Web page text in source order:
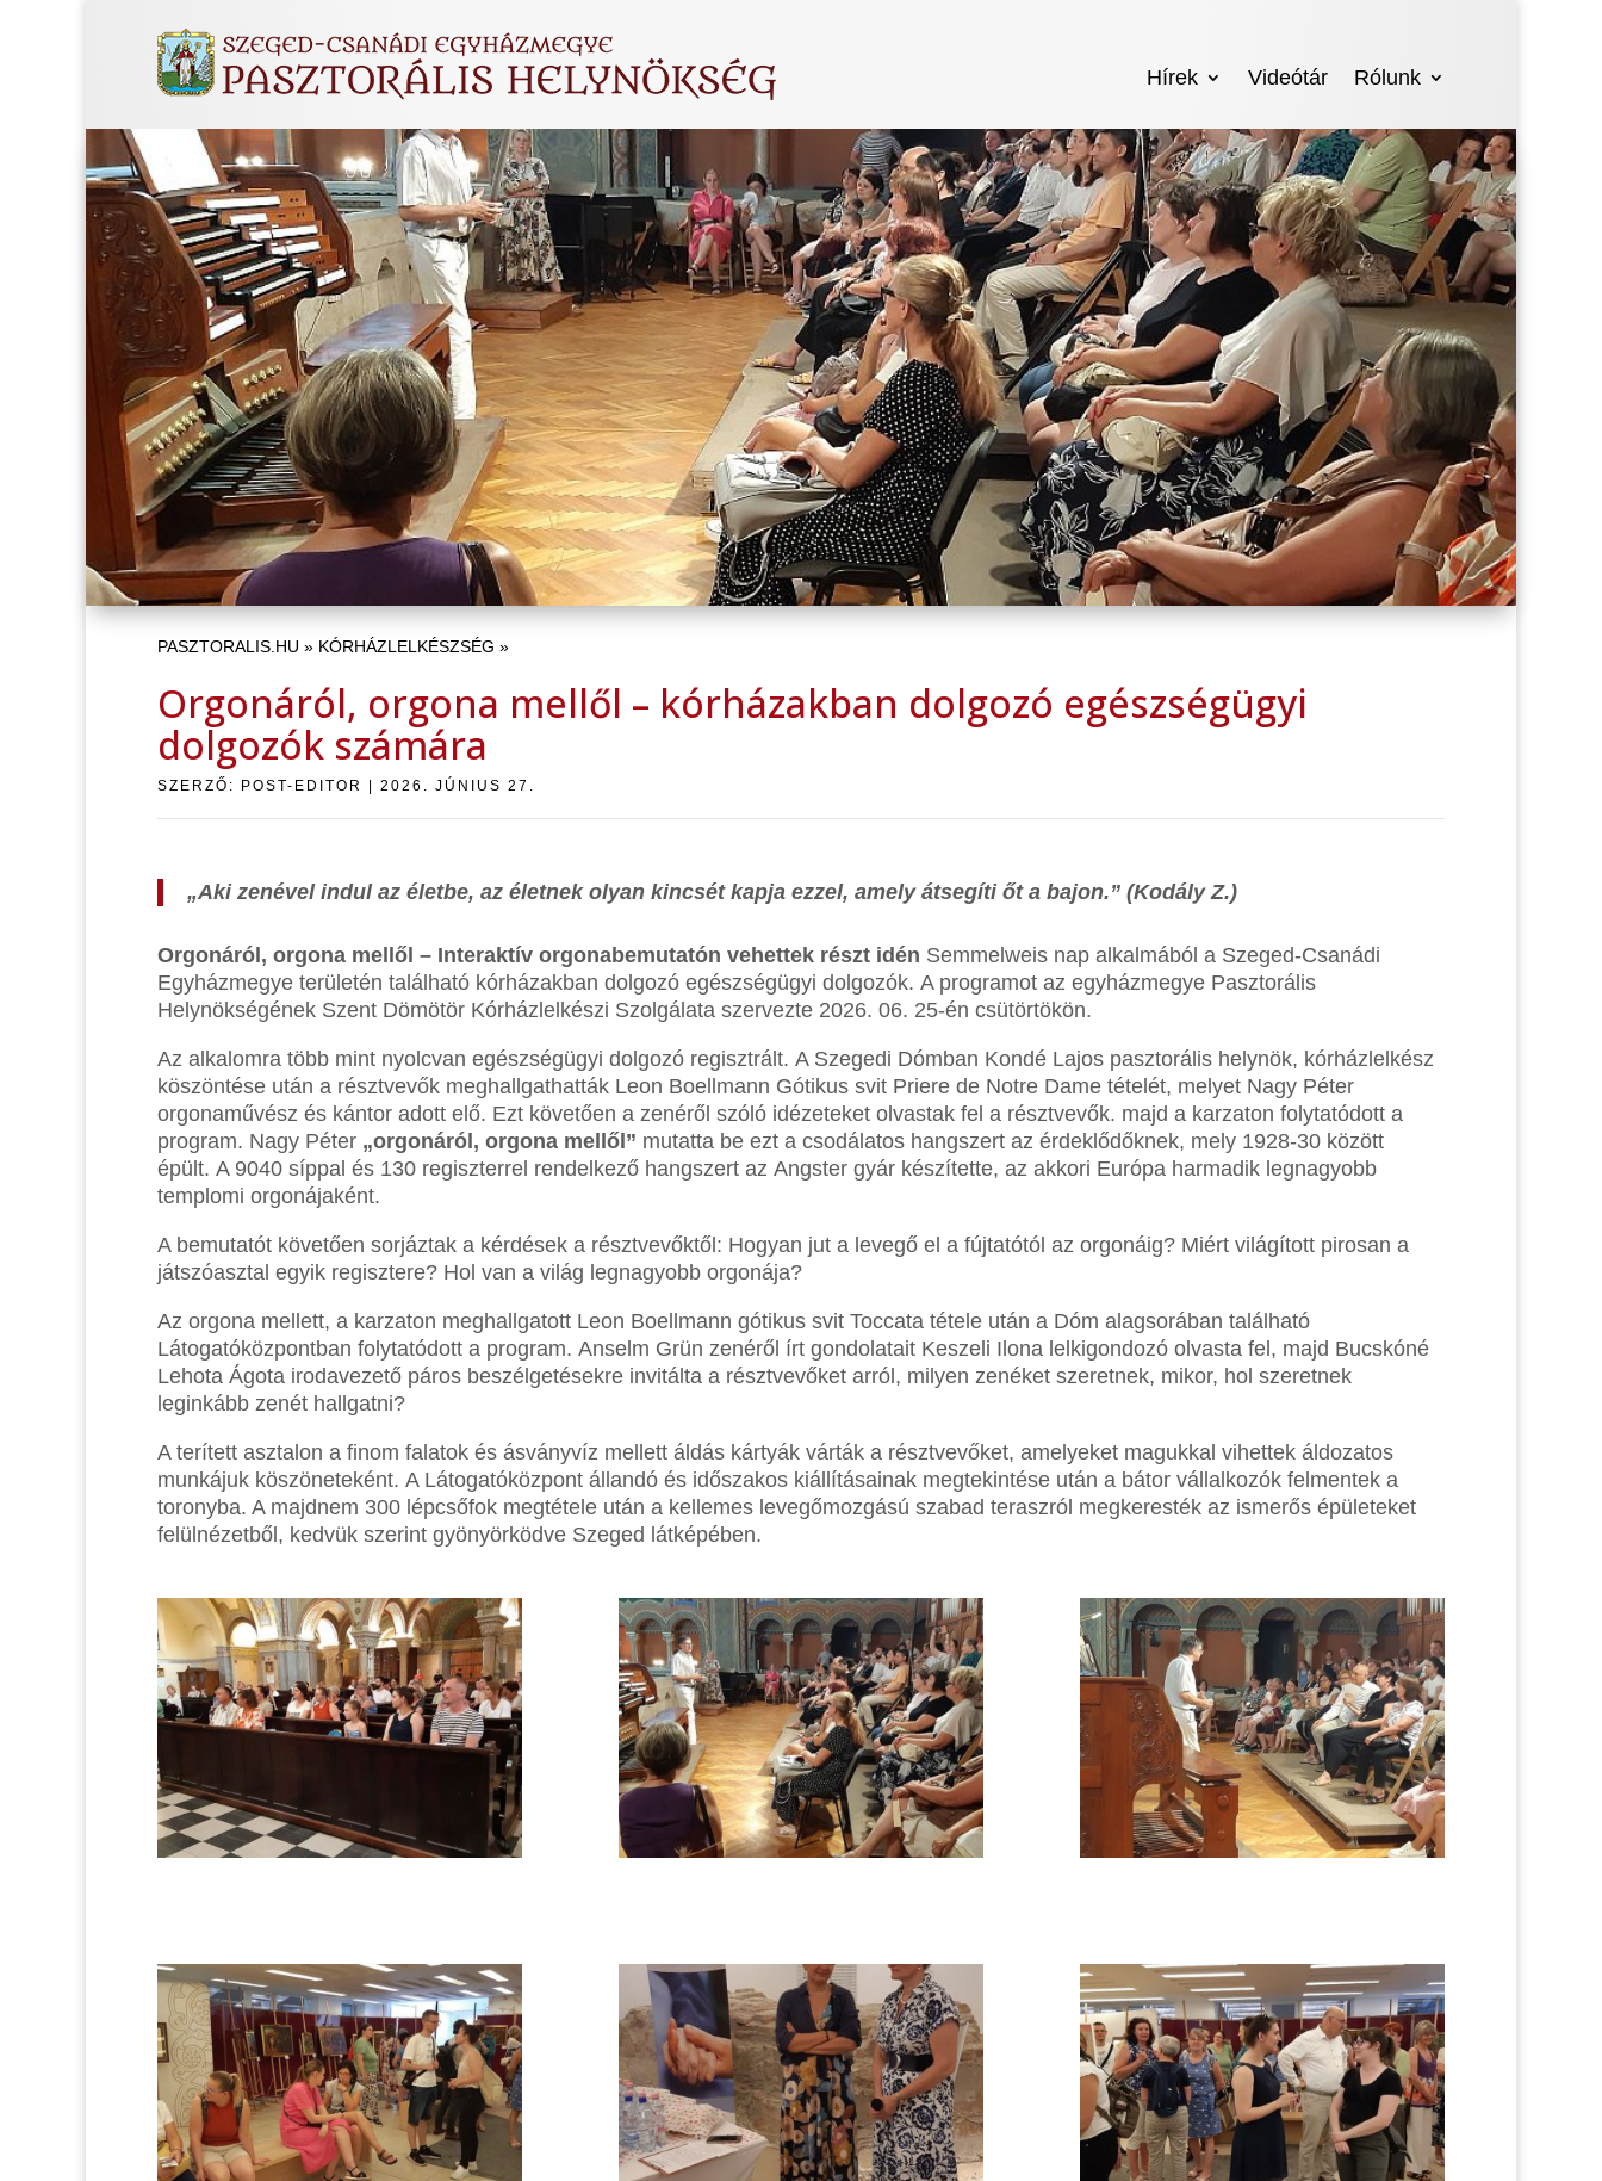
Hírek Videótár Rólunk
PASZTORALIS.HU » KÓRHÁZLELKÉSZSÉG »
Orgonáról, orgona mellől – kórházakban dolgozó egészségügyi
dolgozók számára
SZERZŐ: POST-EDITOR 2026. JÚNIUS 27.
„Aki zenével indul az életbe, az életnek olyan kincsét kapja ezzel, amely átsegíti őt a bajon.” (Kodály Z.)
Orgonáról, orgona mellől – Interaktív orgonabemutatón vehettek részt idén Semmelweis nap alkalmából a Szeged-Csanádi
Egyházmegye területén található kórházakban dolgozó egészségügyi dolgozók. A programot az egyházmegye Pasztorális
Helynökségének Szent Dömötör Kórházlelkészi Szolgálata szervezte 2026. 06. 25-én csütörtökön.
Az alkalomra több mint nyolcvan egészségügyi dolgozó regisztrált. A Szegedi Dómban Kondé Lajos pasztorális helynök, kórházlelkész
köszöntése után a résztvevők meghallgathatták Leon Boellmann Gótikus svit Priere de Notre Dame tételét, melyet Nagy Péter
orgonaművész és kántor adott elő. Ezt követően a zenéről szóló idézeteket olvastak fel a résztvevők. majd a karzaton folytatódott a
program. Nagy Péter „orgonáról, orgona mellől” mutatta be ezt a csodálatos hangszert az érdeklődőknek, mely 1928-30 között
épült. A 9040 síppal és 130 regiszterrel rendelkező hangszert az Angster gyár készítette, az akkori Európa harmadik legnagyobb
templomi orgonájaként.
A bemutatót követően sorjáztak a kérdések a résztvevőktől: Hogyan jut a levegő el a fújtatótól az orgonáig? Miért világított pirosan a
játszóasztal egyik regisztere? Hol van a világ legnagyobb orgonája?
Az orgona mellett, a karzaton meghallgatott Leon Boellmann gótikus svit Toccata tétele után a Dóm alagsorában található
Látogatóközpontban folytatódott a program. Anselm Grün zenéről írt gondolatait Keszeli Ilona lelkigondozó olvasta fel, majd Bucskóné
Lehota Ágota irodavezető páros beszélgetésekre invitálta a résztvevőket arról, milyen zenéket szeretnek, mikor, hol szeretnek
leginkább zenét hallgatni?
A terített asztalon a finom falatok és ásványvíz mellett áldás kártyák várták a résztvevőket, amelyeket magukkal vihettek áldozatos
munkájuk köszöneteként. A Látogatóközpont állandó és időszakos kiállításainak megtekintése után a bátor vállalkozók felmentek a
toronyba. A majdnem 300 lépcsőfok megtétele után a kellemes levegőmozgású szabad teraszról megkeresték az ismerős épületeket
felülnézetből, kedvük szerint gyönyörködve Szeged látképében.